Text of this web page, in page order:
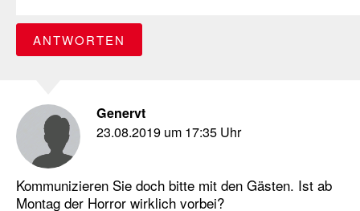
ANTWORTEN
Genervt
23.08.2019 um 17:35 Uhr
Kommunizieren Sie doch bitte mit den Gästen. Ist ab
Montag der Horror wirklich vorbei?